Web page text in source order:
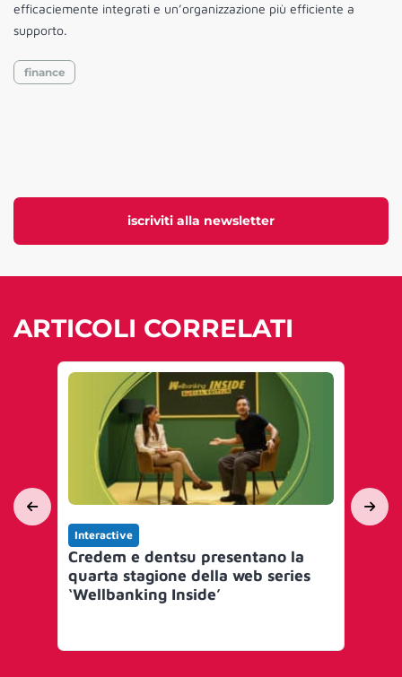
iscriviti alla newsletter
efficaciemente integrati e un’organizzazione più efficiente a
supporto.
finance
ARTICOLI CORRELATI
Interactive
Credem e dentsu presentano la
quarta stagione della web series
‘Wellbanking Inside’